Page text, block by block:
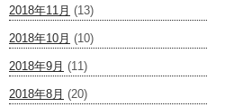
2018年11月 (13)
2018年10月 (10)
2018年9月 (11)
2018年8月 (20)